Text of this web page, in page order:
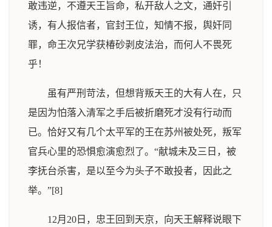
敢违逆，不遵天王旨命，私开敌人之文，通奸引
诱，有人报信者，官封王位，知情不报，舆奸同
罪，命王次兄学获椿砂剥皮法治，而何人不畏死
乎！
虽有严刑苛法，但想背叛天王的大有人在，只
是因为怕落入清军之手后被折磨死才没有行动而
已。恰好又有几个太平军的王在苏州被处死，叛军
官兵心里的恐惧愈演愈烈了。“献城未及三日，被
李抚台杀害，是以至今为头子不敢投者，因此之
举。”[8]
12月20日，忠王回到天京，向天王解释说眼下